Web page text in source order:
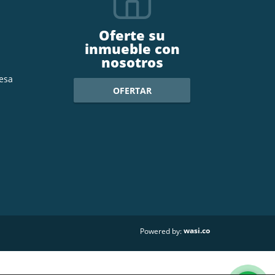
Oferte su
inmueble con
nosotros
OFERTAR
Powered by:wasi.co